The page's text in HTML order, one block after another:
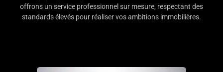
offrons un service professionnel sur mesure, respectant des
standards élevés pour réaliser vos ambitions immobilières.